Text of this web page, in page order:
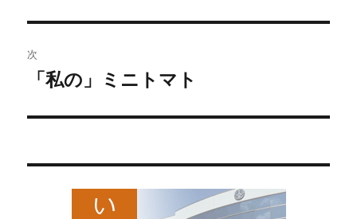
ビ
ゲ
ー
投
稿:
次
次
投
「私の」ミニトマト